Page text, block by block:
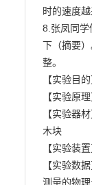
时的速度越
8.张凤同学
下（摘要
整。
【实验目
【实验原理
【实验器
木块
【实验装
【实验数
测量的物